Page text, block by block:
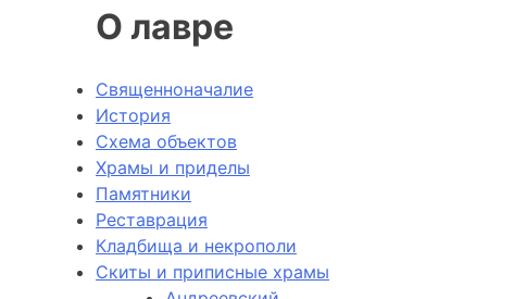
О лавре
Священноначалие
История
Схема объектов
Храмы и приделы
Памятники
Реставрация
Кладбища и некрополи
Скиты и приписные храмы